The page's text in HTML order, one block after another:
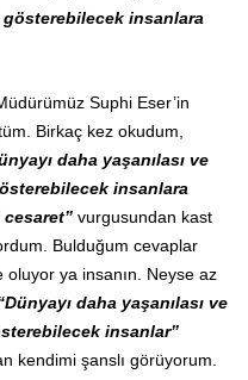
gösterebilecek insanlara
Suphi Eser’in
Birkaç kez okudum,
daha yaşanılası ve
insanlara
cesaret” vurgusundan kast
Bulduğum cevaplar
oluyor ya insanın. Neyse az
daha yaşanılası ve
insanlar”
kendimi şanslı görüyorum.